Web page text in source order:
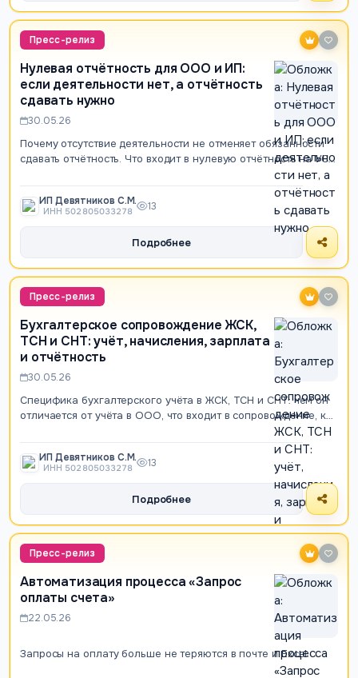
Пресс-релиз
Нулевая отчётность для ООО и ИП:
если деятельности нет, а отчётность
сдавать нужно
30.05.26
Почему отсутствие деятельности не отменяет обязанности
сдавать отчётность. Что входит в нулевую отчётность на УСН
ИП Девятников С.М.
ИНН 502805033278 13
Подробнее
Пресс-релиз
Бухгалтерское сопровождение ЖСК,
ТСН и СНТ: учёт, начисления, зарплата
и отчётность
30.05.26
Специфика бухгалтерского учёта в ЖСК, ТСН и СНТ: чем он
отличается от учёта в ООО, что входит в сопровождение, как
ИП Девятников С.М.
ИНН 502805033278 13
Подробнее
Пресс-релиз
Автоматизация процесса «Запрос
оплаты счета»
22.05.26
Запросы на оплату больше не теряются в почте и Excel.